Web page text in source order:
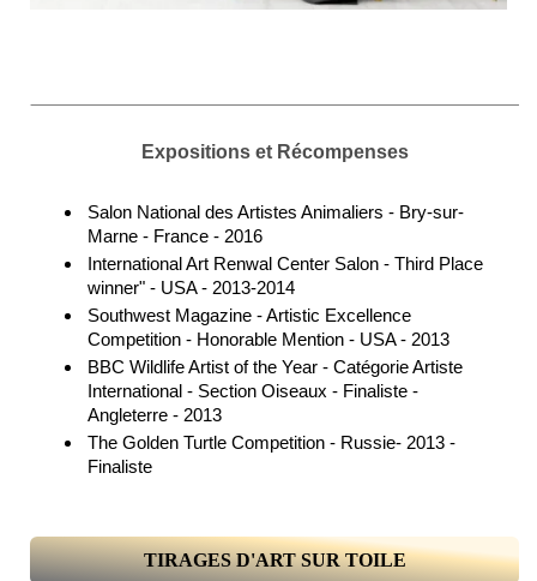
Expositions et Récompenses
Salon National des Artistes Animaliers - Bry-sur-
Marne - France - 2016
International Art Renwal Center Salon - Third Place
winner" - USA - 2013-2014
Southwest Magazine - Artistic Excellence
Competition - Honorable Mention - USA - 2013
BBC Wildlife Artist of the Year - Catégorie Artiste
International - Section Oiseaux - Finaliste -
Angleterre - 2013
The Golden Turtle Competition - Russie- 2013 -
Finaliste
TIRAGES D'ART SUR TOILE